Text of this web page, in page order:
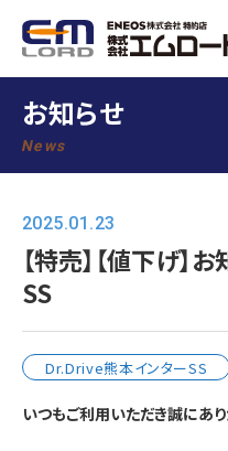
お知らせ
News
2025.01.23
【特売】【値下げ
SS
Dr.Drive熊本インターSS
いつもご利用いただき誠にあり